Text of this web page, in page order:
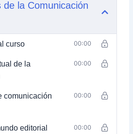
de la Comunicación
curso 00:00
de la
00:00
comunicación
00:00
editorial 00:00